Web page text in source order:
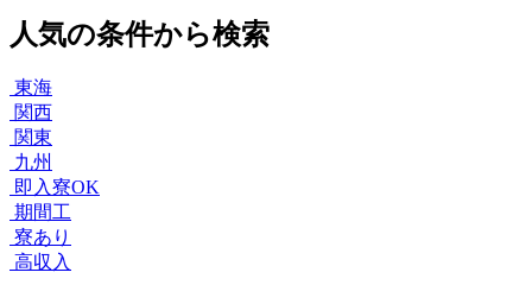
人気の条件から検索
東海
関西
関東
九州
即入寮OK
期間工
寮あり
高収入